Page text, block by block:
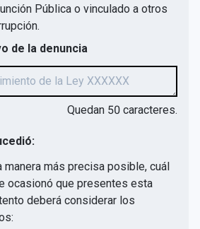
Pública o vinculado a otros
de la denuncia
Quedan 50 caracteres.
manera más precisa posible, cuál
ocasionó que presentes esta
deberá considerar los